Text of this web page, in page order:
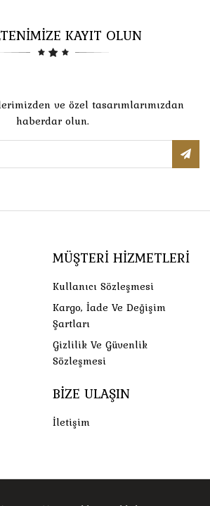
KAYIT OLUN
ve özel tasarımlarımızdan
haberdar olun.
MÜŞTERI HIZMETLERI
Kullanıcı Sözleşmesi
Kargo, İade Ve Değişim
Şartları
Gizlilik Ve Güvenlik
Sözleşmesi
BIZE ULAŞIN
İletişim